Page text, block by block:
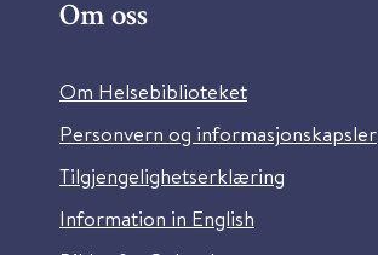
Om oss
Om Helsebiblioteket
Personvern og informasjonskapsler
Tilgjengelighetserklæring
Information in English